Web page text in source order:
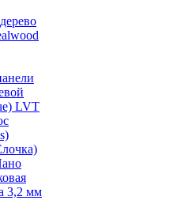
LVT
3,2 мм